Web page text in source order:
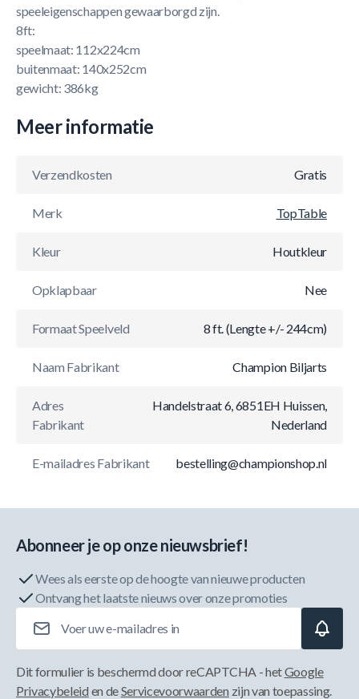
speeleigenschappen gewaarborgd zijn.
8ft:
speelmaat: 112x224cm
buitenmaat: 140x252cm
gewicht: 386kg
Meer informatie
Verzendkosten Gratis
Merk TopTable
Kleur Houtkleur
Opklapbaar Nee
Formaat Speelveld 8 ft. (Lengte +/- 244cm)
Naam Fabrikant Champion Biljarts
Adres
Fabrikant
Handelstraat 6, 6851EH Huissen,
Nederland
E-mailadres Fabrikant bestelling@championshop.nl
Abonneer je op onze nieuwsbrief!
Wees als eerste op de hoogte van nieuwe producten
Ontvang het laatste nieuws over onze promoties
Dit formulier is beschermd door reCAPTCHA - hetGoogle
Privacybeleid en deServicevoorwaarden zijn van toepassing.